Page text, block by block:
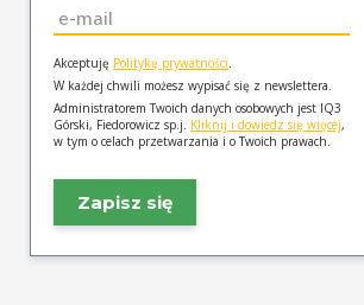
Email
Akceptuję Politykę prywatności.
W każdej chwili możesz wypisać się z newslettera.
Administratorem Twoich danych osobowych jest IQ3
Górski, Fiedorowicz sp.j. Kliknij i dowiedz się więcej,
w tym o celach przetwarzania i o Twoich prawach.